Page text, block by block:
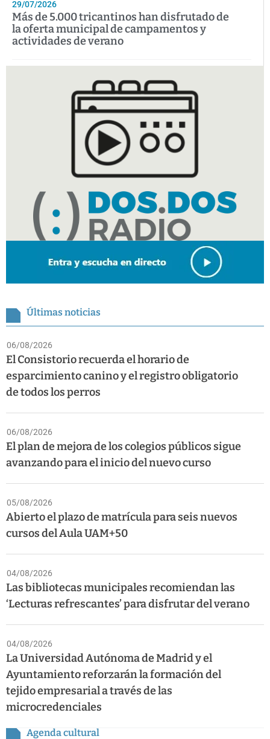
29/07/2026
Más de 5.000 tricantinos han disfrutado de
la oferta municipal de campamentos y
actividades de verano
Últimas noticias
06/08/2026
El Consistorio recuerda el horario de
esparcimiento canino y el registro obligatorio
de todos los perros
06/08/2026
El plan de mejora de los colegios públicos sigue
avanzando para el inicio del nuevo curso
05/08/2026
Abierto el plazo de matrícula para seis nuevos
cursos del Aula UAM+50
04/08/2026
Las bibliotecas municipales recomiendan las
‘Lecturas refrescantes’ para disfrutar del verano
04/08/2026
La Universidad Autónoma de Madrid y el
Ayuntamiento reforzarán la formación del
tejido empresarial a través de las
microcredenciales
Agenda cultural